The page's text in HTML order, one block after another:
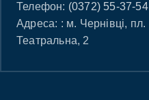
Телефон: (0372) 55-37-54
Адреса: : м. Чернівці, пл.
Театральна, 2